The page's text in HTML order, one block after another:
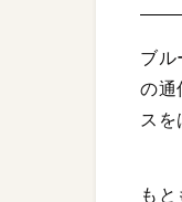
ブル
の通
スを
も